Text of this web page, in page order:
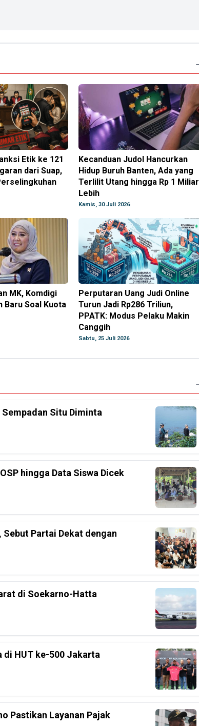
Etik ke 121
dari Suap,
Kecanduan Judol Hancurkan
Hidup Buruh Banten, Ada yang
Terlilit Utang hingga Rp 1 Miliar
Lebih
Kamis, 30 Juli 2026
MK, Komdigi
Baru Soal Kuota
Perputaran Uang Judi Online
Turun Jadi Rp286 Triliun,
PPATK: Modus Pelaku Makin
Canggih
Sabtu, 25 Juli 2026
Situ Diminta
hingga Data Siswa Dicek
Sebut Partai Dekat dengan
di Soekarno-Hatta
di HUT ke-500 Jakarta
Pastikan Layanan Pajak